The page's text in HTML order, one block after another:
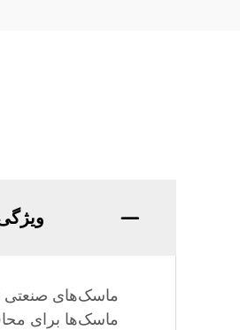
ماسک‌ها برای